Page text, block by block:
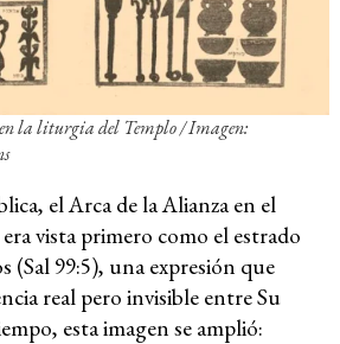
la liturgia del Templo / Imagen:
el Arca de la Alianza en el
vista primero como el estrado
(Sal 99:5), una expresión que
real pero invisible entre Su
esta imagen se amplió: